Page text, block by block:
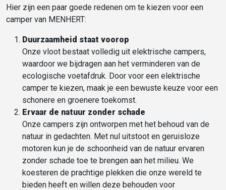
Hier zijn een paar goede redenen om te kiezen voor een
camper van MENHERT:
Duurzaamheid staat voorop
Onze vloot bestaat volledig uit elektrische campers,
waardoor we bijdragen aan het verminderen van de
ecologische voetafdruk. Door voor een elektrische
camper te kiezen, maak je een bewuste keuze voor een
schonere en groenere toekomst.
Ervaar de natuur zonder schade
Onze campers zijn ontworpen met het behoud van de
natuur in gedachten. Met nul uitstoot en geruisloze
motoren kun je de schoonheid van de natuur ervaren
zonder schade toe te brengen aan het milieu. We
koesteren de prachtige plekken die onze wereld te
bieden heeft en willen deze behouden voor